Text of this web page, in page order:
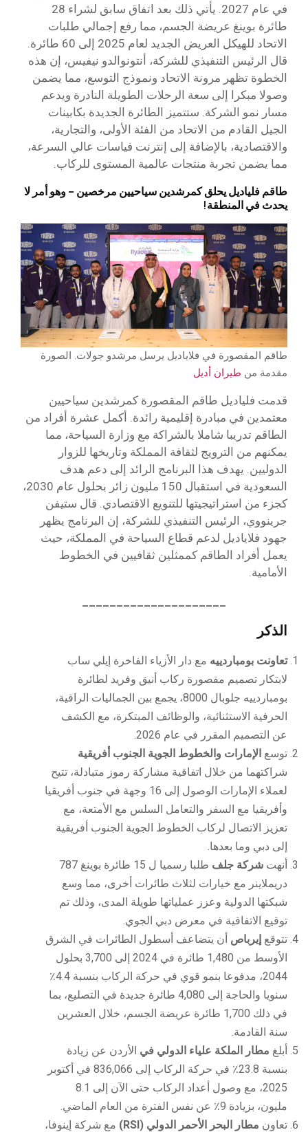
في عام 2027. يأتي ذلك بعد اتفاق سابق لشراء 28
طائرة بوينغ عريضة الجسم، مما رفع إجمالي طلبات
الاتحاد للهيكل العريض الجديد لعام 2025 إلى 60 طائرة.
قال الرئيس التنفيذي للشركة، أنتونوالدو نيفيس، إن هذه
الخطوة تظهر مرونة الاتحاد ونموذج التوسع، مما يضمن
وصولا مبكرا إلى سعة الرحلات الطويلة النادرة ويدعم
مسار نمو الشركة. ستتميز الطائرة الجديدة بكابينات
الجيل القادم من الاتحاد من الفئة الأولى، والتجارية،
والاقتصادية، بالإضافة إلى إنترنت فياسات عالي السرعة،
مما يضمن تجربة منتجات عالمية المستوى للركاب.
طاقم فلياديل يحلق كمرشدين سياحيين مرخصين – وهو أمر لا
يحدث في المنطقة!
طاقم المقصورة في فلاياديل يرسل مرشدو جولات. الصورة
مقدمة من طيران أديل
قدمت فلياديل طاقم المقصورة كمرشدين سياحيين
معتمدين في مبادرة إقليمية رائدة. أكمل عشرة أفراد من
الطاقم تدريبا شاملا بالشراكة مع وزارة السياحة، مما
يمكنهم من الترويج لثقافة المملكة وتاريخها للزوار
الدوليين. يهدف هذا البرنامج الرائد إلى دعم هدف
السعودية في استقبال 150 مليون زائر بحلول عام 2030،
كجزء من استراتيجيتها للتنويع الاقتصادي. قال ستيفن
جرينووي، الرئيس التنفيذي للشركة، إن البرنامج يظهر
جهود فلاياديل لدعم قطاع السياحة في المملكة، حيث
يعمل أفراد الطاقم كممثلين ثقافيين في الخطوط
الأمامية.
الذكر
تعاونت بومباردييه مع دار الأزياء الفاخرة إيلي ساب
لابتكار تصميم مقصورة ركاب أنيق وفريد لطائرة
بومباردييه جلوبال 8000، يجمع بين الجماليات الراقية،
الحرفية الاستثنائية، والوظائف المبتكرة، مع الكشف
عن التصميم المقرر في عام 2026.
توسع الإمارات والخطوط الجوية الجنوب أفريقية
شراكتهما من خلال اتفاقية مشاركة رموز متبادلة، تتيح
لعملاء الإمارات الوصول إلى 16 وجهة في جنوب أفريقيا
وأفريقيا مع السفر والتعامل السلس مع الأمتعة، مع
تعزيز الاتصال لركاب الخطوط الجوية الجنوب أفريقية
إلى دبي وما بعدها.
أنهت شركة جلف
طلبا رسميا ل 15 طائرة بوينغ 787
دريملاينر مع خيارات لثلاث طائرات أخرى، مما وسع
شبكتها الدولية وعزز عملياتها طويلة المدى، وذلك تم
توقيع الاتفاقية في معرض دبي الجوي.
تتوقع إيرباص أن يتضاعف أسطول الطائرات في الشرق
الأوسط من 1,480 طائرة في 2024 إلى 3,700 بحلول
2044، مدفوعا بنمو قوي في حركة الركاب بنسبة 4.4٪
سنويا والحاجة إلى 4,080 طائرة جديدة في التصليع، بما
في ذلك 1,700 طائرة عريضة الجسم، خلال العشرين
سنة القادمة.
أبلغ مطار الملكة علياء الدولي في الأردن عن زيادة
بنسبة 23.8٪ في حركة الركاب إلى 836,066 في أكتوبر
2025، مع وصول أعداد الركاب حتى الآن إلى 8.1
مليون، بزيادة 9٪ عن نفس الفترة من العام الماضي.
تعاون مطار البحر الأحمر الدولي (RSI) مع شركة إينوفا،